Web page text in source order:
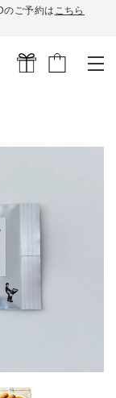
のご予約は こちら